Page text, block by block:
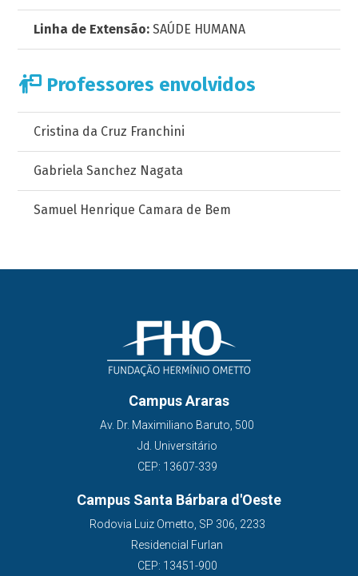
Linha de Extensão: SAÚDE HUMANA
Professores envolvidos
Cristina da Cruz Franchini
Gabriela Sanchez Nagata
Samuel Henrique Camara de Bem
Campus Araras
Av. Dr. Maximiliano Baruto, 500
Jd. Universitário
CEP: 13607-339
Campus Santa Bárbara d'Oeste
Rodovia Luiz Ometto, SP 306, 2233
Residencial Furlan
CEP: 13451-900